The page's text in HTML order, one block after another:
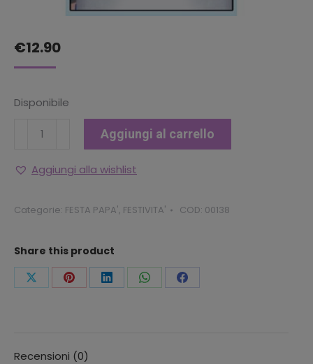
€12.90
Disponibile
GREMBIULE
quantità
Aggiungi al carrello
Aggiungi alla wishlist
Categorie: FESTA PAPA', FESTIVITA' COD: 00138
Share this product
CondividiCondividiCondividiCondividiCondividi
Recensioni (0)